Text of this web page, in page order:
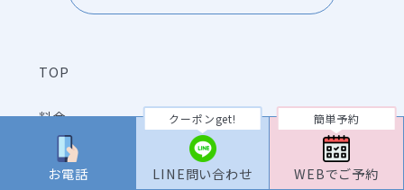
お電話
クーポンget!
LINE問い合わせ
簡単予約
WEBでご予約
TOP
料金
症例写真